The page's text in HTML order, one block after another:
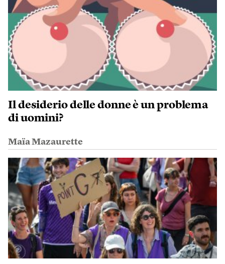
Il desiderio delle donne è un problema
di uomini?
Maïa Mazaurette